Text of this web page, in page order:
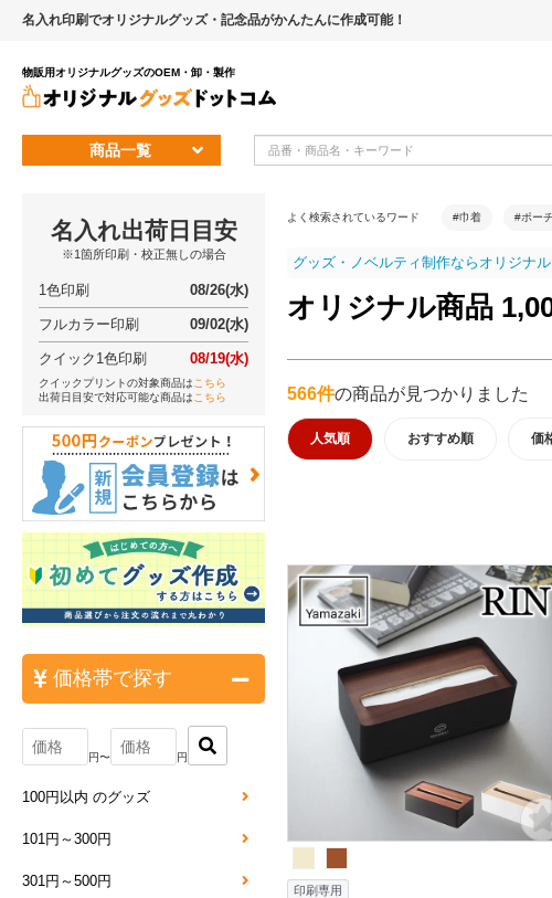
名入れ印刷でオリジナルグッズ・記念品がかんたんに作成可能！
物販用オリジナルグッズのOEM・卸・製作
商品一覧
よく検索されているワード #巾着 #ポー
グッズ・ノベルティ制作ならオリジナ
オリジナル商品
566件の商品が見つかりました
人気順 おすすめ順 価
印刷専用
名入れ出荷日目安
※1箇所印刷・校正無しの場合
1色印刷 08/26(水)
フルカラー印刷 09/02(水)
クイック1色印刷 08/19(水)
クイックプリントの対象商品は こちら
出荷日目安で対応可能な商品は こちら
価格帯で探す
円〜 円
100円以内 のグッズ
101円～300円
301円～500円